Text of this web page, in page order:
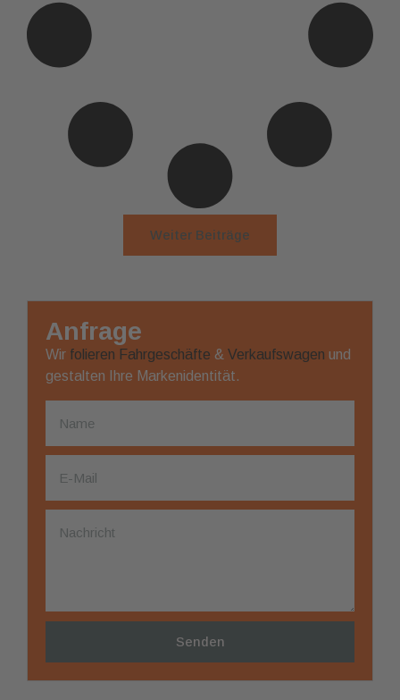
Anfrage
Wir folieren Fahrgeschäfte & Verkaufswagen und
gestalten Ihre Markenidentität.
Senden
Weiter Beiträge